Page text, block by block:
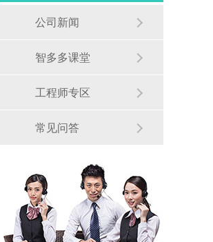
公司新闻
智多多课堂
工程师专区
常见问答